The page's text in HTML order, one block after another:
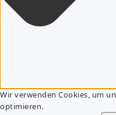
Wir verwenden Cookies, um
optimieren.